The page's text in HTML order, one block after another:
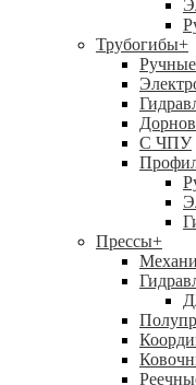
Трубогибы+
Ручные
С ЧПУ
Прессы+